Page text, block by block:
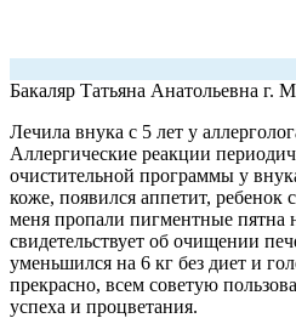
Бакаляр Татьяна Анатольевна г.
Лечила внука с 5 лет у
Аллергические реакции
очистительной программы у
коже, появился аппетит, ребенок
меня пропали пигментные пятна
свидетельствует об очищении
уменьшился на 6 кг без диет и
прекрасно, всем советую
успеха и процветания.